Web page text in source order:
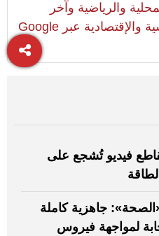
والرياضية وآخر
المستجدات السياسية والإقتصادية عبر Google
فيديو تُشجع على
جاهزية كاملة
لمواجهة فيروس